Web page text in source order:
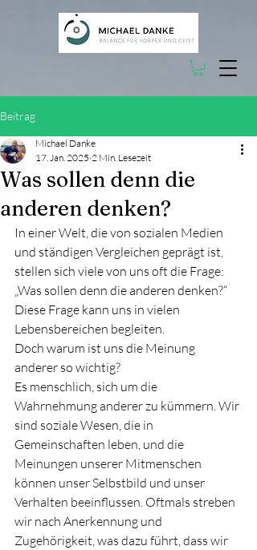
Beitrag
Was sollen denn die
anderen denken?
Michael Danke
17. Jan. 2025 2 Min. Lesezeit
In einer Welt, die von sozialen Medien
und ständigen Vergleichen geprägt ist,
stellen sich viele von uns oft die Frage:
„Was sollen denn die anderen denken?“
Diese Frage kann uns in vielen
Lebensbereichen begleiten.
Doch warum ist uns die Meinung
anderer so wichtig?
Es menschlich, sich um die
Wahrnehmung anderer zu kümmern. Wir
sind soziale Wesen, die in
Gemeinschaften leben, und die
Meinungen unserer Mitmenschen
können unser Selbstbild und unser
Verhalten beeinflussen. Oftmals streben
wir nach Anerkennung und
Zugehörigkeit, was dazu führt, dass wir